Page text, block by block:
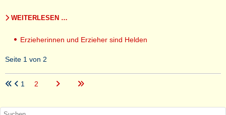
WEITERLESEN …
Erzieherinnen und Erzieher sind Helden
Seite 1 von 2
1 2